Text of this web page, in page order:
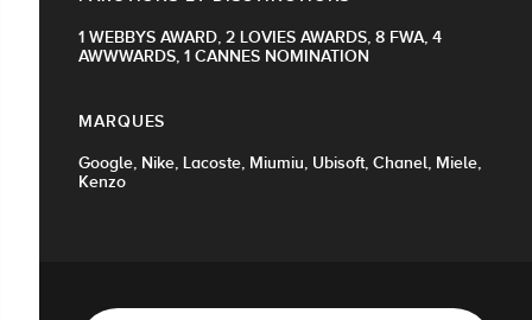
1 WEBBYS AWARD, 2 LOVIES AWARDS, 8 FWA, 4
AWWWARDS, 1 CANNES NOMINATION
MARQUES
Google, Nike, Lacoste, Miumiu, Ubisoft, Chanel, Miele,
Kenzo